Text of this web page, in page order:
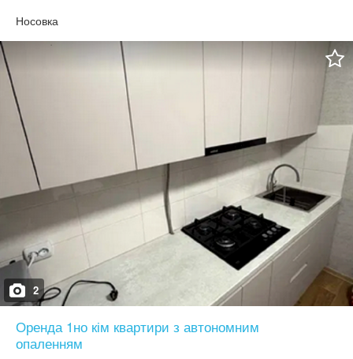
Носовка
2
Оренда 1но кім квартири з автономним
опаленням